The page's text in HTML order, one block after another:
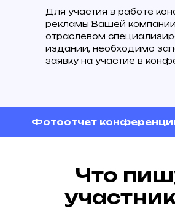
Для участия в работе
рекламы Вашей
отраслевом
издании, необходимо
заявку на участие в
Фотоотчет
Что